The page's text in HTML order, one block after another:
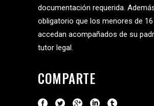
documentación requerida.
obligatorio que los menores de
accedan acompañados de su
tutor legal.
COMPARTE